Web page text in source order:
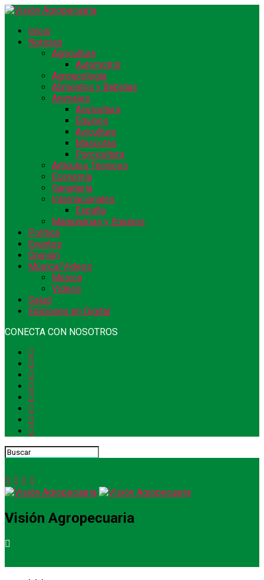
Inicio
Noticias
Agricultura
Automotriz
Agroecología
Alimentos y Bebidas
Animales
Acuicultura
Equinos
Avicultura
Mascotas
Porcicultura
Artículos Técnicos
Economía
Ganadería
Internacionales
España
Maquinarias y Equipos
Política
Eventos
Opinión
Música/Videos
Música
Videos
Salud
Ediciones en Digital
CONECTA CON NOSOTROS
Visión Agropecuaria